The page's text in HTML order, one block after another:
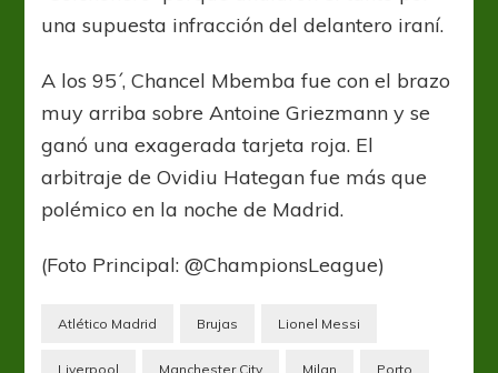
una supuesta infracción del delantero iraní.
A los 95´, Chancel Mbemba fue con el brazo
muy arriba sobre Antoine Griezmann y se
ganó una exagerada tarjeta roja. El
arbitraje de Ovidiu Hategan fue más que
polémico en la noche de Madrid.
(Foto Principal: @ChampionsLeague)
Atlético Madrid Brujas Lionel Messi
Liverpool Manchester City Milan Porto